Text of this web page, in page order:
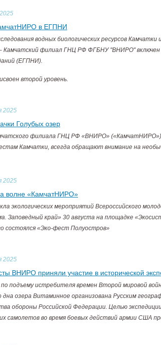
в ЕГПНИ
водных биологических ресурсов Камчатки
Камчатский филиал ГНЦ РФ ФГБНУ "ВНИРО" включен
(ЕГПНИ).
второй уровень.
2025
Голубых озер
филиала ГНЦ РФ «ВНИРО» («КамчатНИРО»)
Камчатки, всегда обращают внимание на
2025
волне «КамчатНИРО»
экологических мероприятий Всероссийского
Заповедный край» 30 августа на площадке
состоялся «Эко-фест Полуостров»
2025
ВНИРО приняли участие в исторической
по подъему истребителя времен Второй мировой
дна озера Витаминное организована Русским
обороны Российской Федерации. Целью
самолетов во время боевых действий армии США